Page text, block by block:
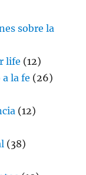
sobre la
life (12)
la fe (26)
(12)
(38)